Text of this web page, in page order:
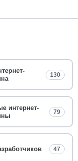
130
интернет-
79
47